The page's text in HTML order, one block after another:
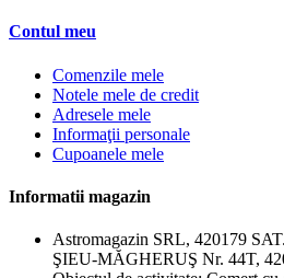
Contul meu
Comenzile mele
Notele mele de credit
Adresele mele
Informaţii personale
Cupoanele mele
Informatii magazin
Astromagazin SRL, 420179
ŞIEU-MĂGHERUŞ Nr. 44T,